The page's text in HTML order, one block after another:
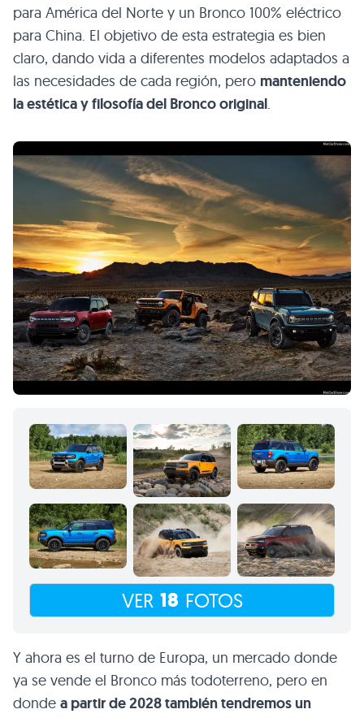
para América del Norte y un Bronco 100% eléctrico
para China. El objetivo de esta estrategia es bien
claro, dando vida a diferentes modelos adaptados a
las necesidades de cada región, pero manteniendo
la estética y filosofía del Bronco original.
VER 18 FOTOS
Y ahora es el turno de Europa, un mercado donde
ya se vende el Bronco más todoterreno, pero en
donde a partir de 2028 también tendremos un